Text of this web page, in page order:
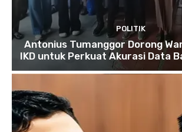
POLITIK
Antonius Tumanggor Dorong
IKD untuk Perkuat Akurasi Data